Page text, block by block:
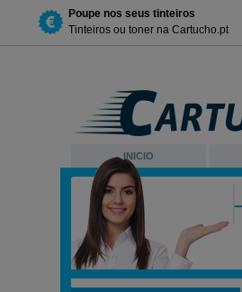
Poupe nos seus tinteiros
Tinteiros ou toner na Cartucho.pt
INICIO